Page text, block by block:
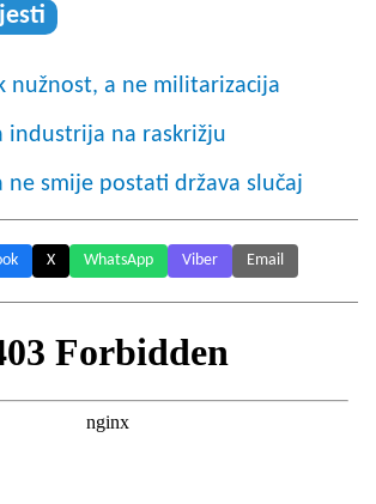
nužnost, a ne militarizacija
industrija na raskrižju
ne smije postati država slučaj
X WhatsApp Viber Email